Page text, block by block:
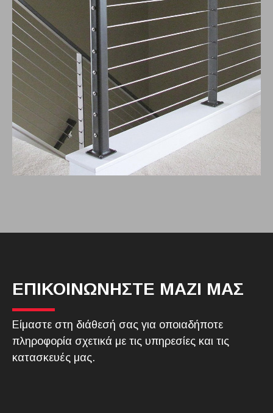
ΕΠΙΚΟΙΝΩΝΗΣΤΕ ΜΑΖΙ ΜΑΣ
Είμαστε στη διάθεσή σας για οποιαδήποτε
πληροφορία σχετικά με τις υπηρεσίες και τις
κατασκευές μας.